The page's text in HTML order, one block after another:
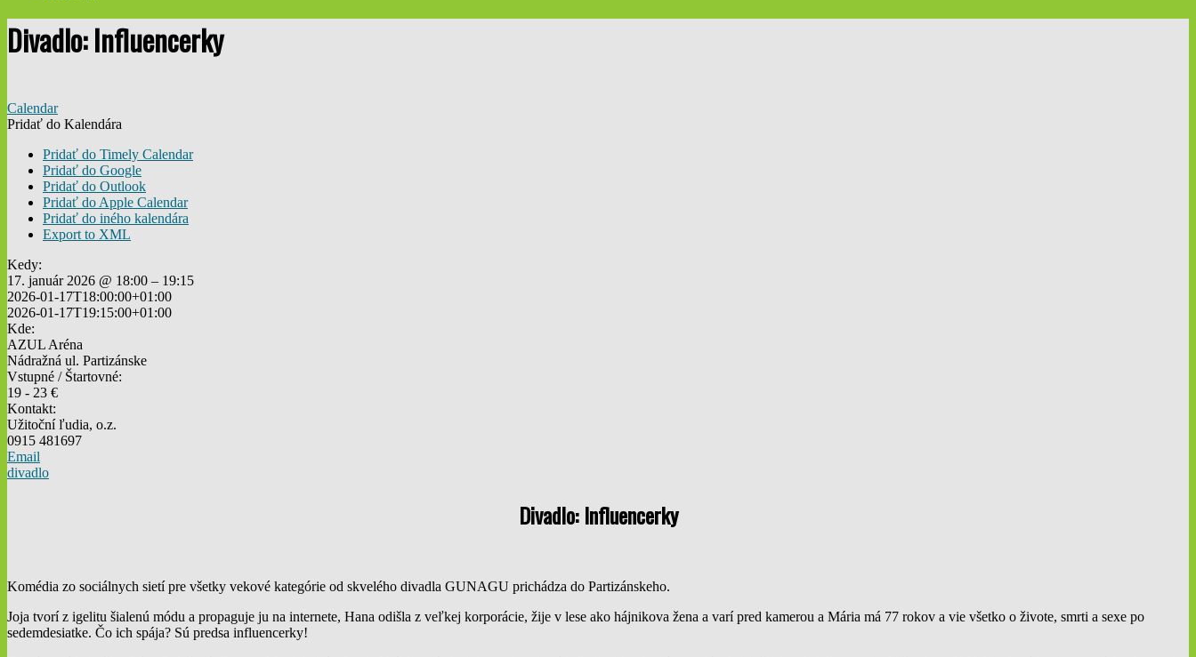
Divadlo: Influencerky
Calendar
Pridať do Kalendára
Pridať do Timely Calendar
Pridať do Google
Pridať do Outlook
Pridať do Apple Calendar
Pridať do iného kalendára
Export to XML
Kedy:
17. január 2026 @ 18:00 – 19:15
2026-01-17T18:00:00+01:00
2026-01-17T19:15:00+01:00
Kde:
AZUL Aréna
Nádražná ul. Partizánske
Vstupné / Štartovné:
19 - 23 €
Kontakt:
Užitoční ľudia, o.z.
0915 481697
Email
divadlo
Divadlo: Influencerky
Komédia zo sociálnych sietí pre všetky vekové kategórie od skvelého divadla GUNAGU prichádza do Partizánskeho.
Joja tvorí z igelitu šialenú módu a propaguje ju na internete, Hana odišla z veľkej korporácie, žije v lese ako hájnikova žena a varí pred kamerou a Mária má 77 rokov a vie všetko o živote, smrti a sexe po
sedemdesiatke. Čo ich spája? Sú predsa influencerky!